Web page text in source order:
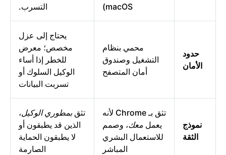
macOS)
التسرب.
حدود
الأمان
محمي بنظام
التشغيل وصندوق
أمان المتصفح
يحتاج إلى عزل
مخصص؛ معرض
للخطر إذا أساء
الوكيل السلوك أو
تسربت البيانات
نموذج
الثقة
تثق بـ Chrome لأنه
يعمل معك، وصمم
للاستعمال البشري
المباشر
تثقبمطوري الوكيل،
الذين قد يطبقون أو
لا يطبقون الحماية
الصارمة